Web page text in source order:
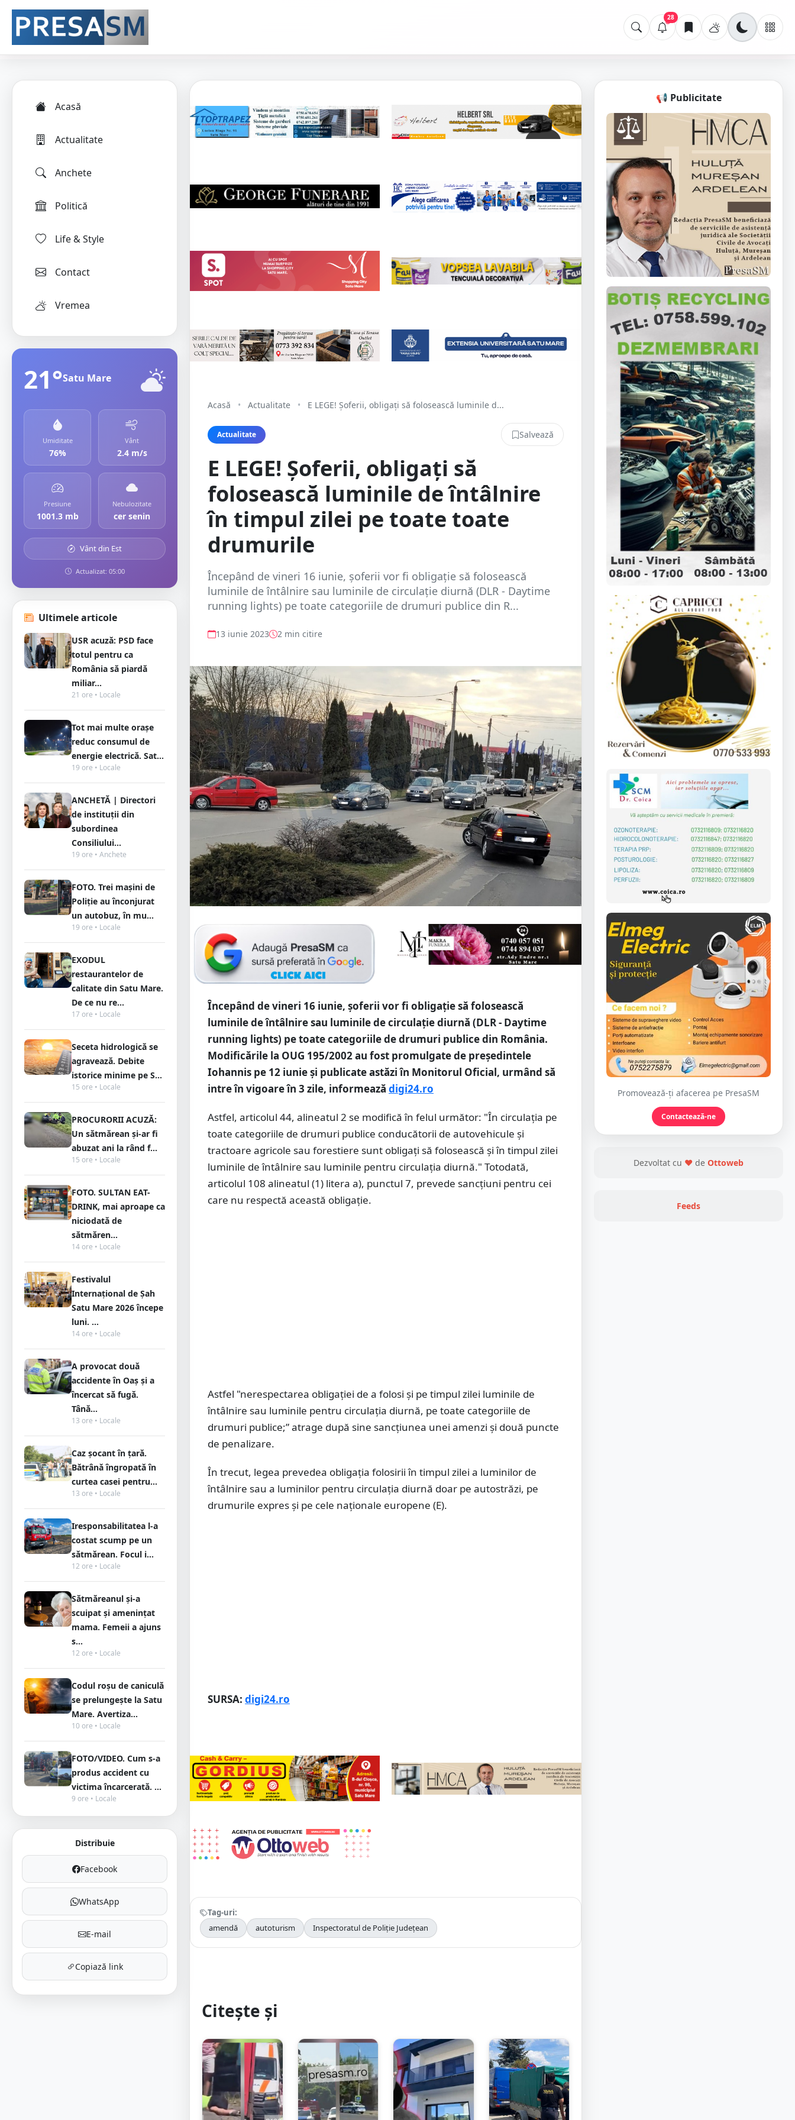
28
Acasă
Actualitate
Anchete
Politică
Life & Style
Contact
Vremea
21°Satu Mare
Umiditate
76%
Vânt
2.4 m/s
Presiune
1001.3 mb
Nebulozitate
cer senin
Vânt din Est
Actualizat: 05:00
Ultimele articole
USR acuză: PSD face
totul pentru ca
România să piardă
miliar...
21 ore • Locale
Tot mai multe orașe
reduc consumul de
energie electrică. Sat...
19 ore • Locale
ANCHETĂ | Directori
de instituții din
subordinea
Consiliului...
19 ore • Anchete
FOTO. Trei mașini de
Poliție au înconjurat
un autobuz, în mu...
19 ore • Locale
EXODUL
restaurantelor de
calitate din Satu Mare.
De ce nu re...
17 ore • Locale
Seceta hidrologică se
agravează. Debite
istorice minime pe S...
15 ore • Locale
PROCURORII ACUZĂ:
Un sătmărean și-ar fi
abuzat ani la rând f...
15 ore • Locale
FOTO. SULTAN EAT-
DRINK, mai aproape ca
niciodată de
sătmăren...
14 ore • Locale
Festivalul
Internațional de Șah
Satu Mare 2026 începe
luni. ...
14 ore • Locale
A provocat două
accidente în Oaș și a
încercat să fugă.
Tână...
13 ore • Locale
Caz șocant în țară.
Bătrână îngropată în
curtea casei pentru...
13 ore • Locale
Iresponsabilitatea l-a
costat scump pe un
sătmărean. Focul i...
12 ore • Locale
Sătmăreanul și-a
scuipat și amenințat
mama. Femeii a ajuns
s...
12 ore • Locale
Codul roșu de caniculă
se prelungește la Satu
Mare. Avertiza...
10 ore • Locale
FOTO/VIDEO. Cum s-a
produs accident cu
victima încarcerată. ...
9 ore • Locale
Distribuie
Facebook
WhatsApp
E-mail
Copiază link
Acasă • Actualitate • E LEGE! Șoferii, obligați să folosească luminile d...
Actualitate Salvează
E LEGE! Șoferii, obligați să
folosească luminile de întâlnire
în timpul zilei pe toate toate
drumurile
Începând de vineri 16 iunie, șoferii vor fi obligație să folosească
luminile de întâlnire sau luminile de circulație diurnă (DLR - Daytime
running lights) pe toate categoriile de drumuri publice din R...
13 iunie 2023 2 min citire
Începând de vineri 16 iunie, șoferii vor fi obligație să folosească
luminile de întâlnire sau luminile de circulație diurnă (DLR - Daytime
running lights) pe toate categoriile de drumuri publice din România.
Modificările la OUG 195/2002 au fost promulgate de președintele
Iohannis pe 12 iunie și publicate astăzi în Monitorul Oficial, urmând să
intre în vigoare în 3 zile, informează digi24.ro
Astfel, articolul 44, alineatul 2 se modifică în felul următor: "În circulația pe
toate categoriile de drumuri publice conducătorii de autovehicule și
tractoare agricole sau forestiere sunt obligați să folosească și în timpul zilei
luminile de întâlnire sau luminile pentru circulația diurnă." Totodată,
articolul 108 alineatul (1) litera a), punctul 7, prevede sancțiuni pentru cei
care nu respectă această obligație.
Astfel "nerespectarea obligației de a folosi și pe timpul zilei luminile de
întâlnire sau luminile pentru circulația diurnă, pe toate categoriile de
drumuri publice;” atrage după sine sancțiunea unei amenzi și două puncte
de penalizare.
În trecut, legea prevedea obligaţia folosirii în timpul zilei a luminilor de
întâlnire sau a luminilor pentru circulaţia diurnă doar pe autostrăzi, pe
drumurile expres şi pe cele naţionale europene (E).
SURSA: digi24.ro
Tag-uri:
amendă
autoturism Inspectoratul de Poliție Județean
Citește și
📢 Publicitate
Promovează-ți afacerea pe PresaSM
Contactează-ne
Dezvoltat cu ❤ de Ottoweb
Feeds